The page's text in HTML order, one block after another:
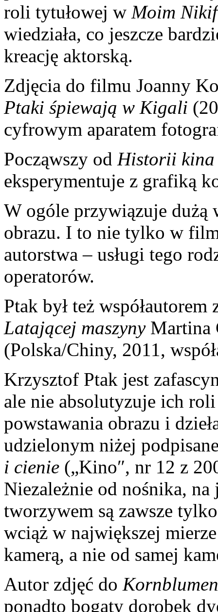
roli tytułowej w Moim
wiedziała, co jeszcze
kreację aktorską.
Zdjęcia do filmu Joanny
Ptaki śpiewają w Kigali
cyfrowym aparatem
Począwszy od Historii kina
eksperymentuje z grafiką
W ogóle przywiązuje
obrazu. I to nie tylko w
autorstwa – usługi tego
operatorów.
Ptak był też
Latającej maszynyMartina
(Polska/Chiny, 2011,
Krzysztof Ptak jest
ale nie absolutyzuje ich
powstawania obrazu i
udzielonym niżej
i cienie („Kino″, nr 12 z
Niezależnie od nośnika,
tworzywem są zawsze
wciąż w największej
kamerą, a nie od samej
Autor zdjęć do
ponadto bogaty dorobek